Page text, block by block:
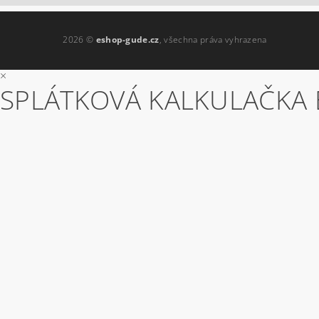
2026 © eshop-gude.cz, všechna práva vyhrazena
×
SPLÁTKOVÁ KALKULAČKA